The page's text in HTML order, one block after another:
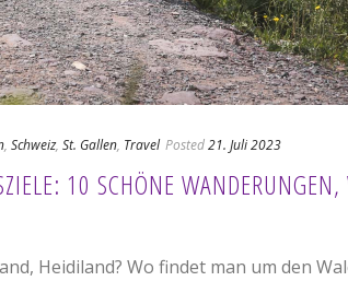
, Schweiz, St. Gallen, Travel Posted21. Juli 2023
10 SCHÖNE WANDERUNGEN,
Heidiland? Wo findet man um den